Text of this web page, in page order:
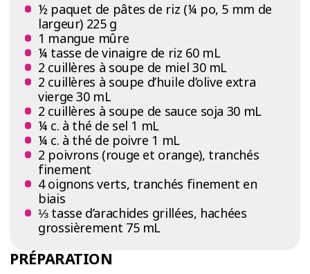
½ paquet de pâtes de riz (¼ po, 5 mm de
largeur) 225 g
1 mangue mûre
¼ tasse de vinaigre de riz 60 mL
2 cuillères à soupe de miel 30 mL
2 cuillères à soupe d’huile d’olive extra
vierge 30 mL
2 cuillères à soupe de sauce soja 30 mL
¼ c. à thé de sel 1 mL
¼ c. à thé de poivre 1 mL
2 poivrons (rouge et orange), tranchés
finement
4 oignons verts, tranchés finement en
biais
⅓ tasse d’arachides grillées, hachées
grossièrement 75 mL
PRÉPARATION